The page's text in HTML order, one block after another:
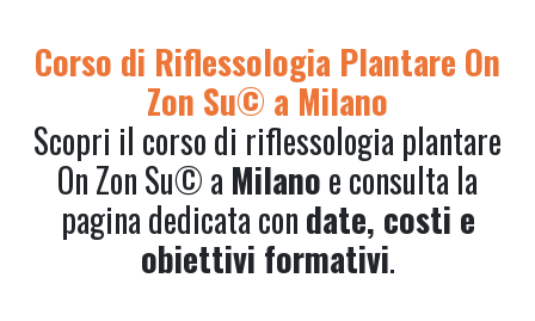
Corso di Riflessologia Plantare On
Zon Su© a Milano
Scopri il corso di riflessologia plantare
On Zon Su© a Milanoe consulta la
pagina dedicata condate, costi e
obiettivi formativi.